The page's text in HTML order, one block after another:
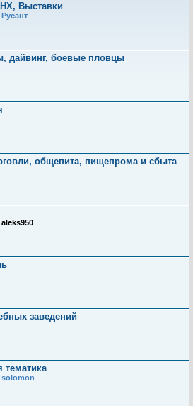
Выставки
Русант
дайвинг, боевые пловцы
общепита, пищепрома и сбыта
aleks950
заведений
тематика
solomon